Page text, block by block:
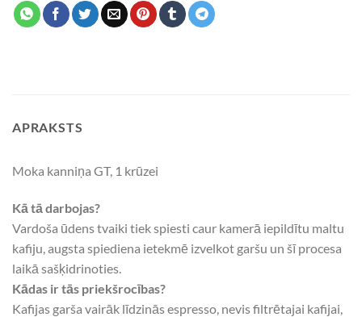
APRAKSTS
Moka kanniņa GT, 1 krūzei
Kā tā darbojas?
Vardoša ūdens tvaiki tiek spiesti caur kamerā iepildītu maltu
kafiju, augsta spiediena ietekmē izvelkot garšu un šī procesa
laikā sašķidrinoties.
Kādas ir tās priekšrocības?
Kafijas garša vairāk līdzinās espresso, nevis filtrētajai kafijai,